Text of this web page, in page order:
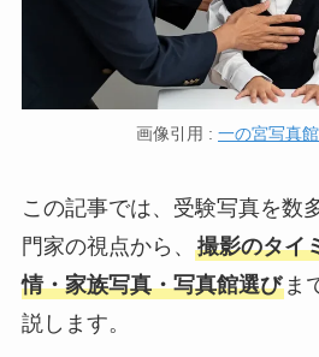
画像引用 : 一の宮写真
この記事では、受験写真を数
門家の視点から、 撮影のタイ
情・家族写真・写真館選びま
説します。